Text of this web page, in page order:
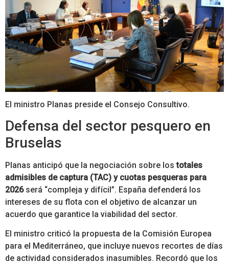
El ministro Planas preside el Consejo Consultivo.
Defensa del sector pesquero en
Bruselas
Planas anticipó que la negociación sobre lostotales
admisibles de captura (TAC) y cuotas pesqueras para
2026será “compleja y difícil”. España defenderá los
intereses de su flota con el objetivo de alcanzar un
acuerdo que garantice la viabilidad del sector.
El ministro criticó la propuesta de la Comisión Europea
para el Mediterráneo, que incluye nuevos recortes de días
de actividad considerados inasumibles. Recordó que los